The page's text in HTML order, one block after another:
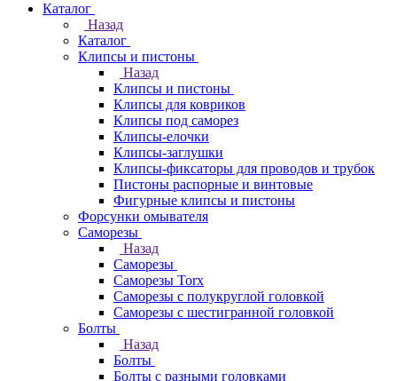
Каталог
Назад
Каталог
Клипсы и пистоны
Назад
Клипсы и пистоны
Клипсы для ковриков
Клипсы под саморез
Клипсы-елочки
Клипсы-заглушки
Клипсы-фиксаторы для проводов и трубок
Пистоны распорные и винтовые
Фигурные клипсы и пистоны
Форсунки омывателя
Саморезы
Назад
Саморезы
Саморезы Torx
Саморезы с полукруглой головкой
Саморезы с шестигранной головкой
Болты
Назад
Болты
Болты с разными головками